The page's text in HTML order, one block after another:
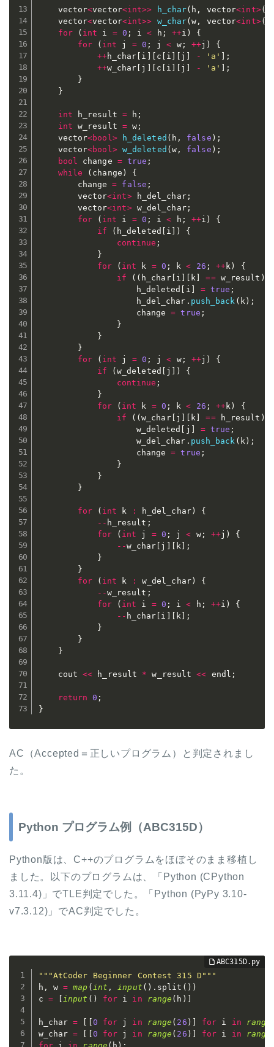
	vector
<vector<int>> h_char( h , vector<int>(
	vector
<vector<int>> w_char(w , vector<int>(
for
( int i = 0 ; i < h ; ++i )
{
for
( int j = 0 ; j < w; ++j )
{
++h_char i c i j - 'a'
;
++w_char j c i j - 'a'
;
}
}
int h_result = h ;
int w_result = w ;
	vector
<bool > h_deleted ( h , false ) ;
	vector
<bool > w_deleted ( w, false ) ;
bool
change = true ;
while
( change )
{
		change
= false ;
		vector
<int> h_del_char;
		vector
<int> w_del_char;
for
( int i = 0 ; i < h ; ++i )
{
if
( h_deleted i )
{
continue ;
}
for
( int k = 0 ; k < 26 ; ++k )
{
if
( ( h_char[ i k == w_result )
					h_deleted
i = true ;
					h_del_char
. push_back ( k ) ;
					change
= true ;
}
}
}
for
( int j = 0 ; j < w; ++j )
{
if
( w_deleted j )
{
continue ;
}
for
( int k = 0 ; k < 26 ; ++k )
{
if
( (w_char[ j k == h_result )
					w_deleted
j = true ;
					w_del_char
. push_back ( k ) ;
					change
= true ;
}
}
}
for ( int k : h_del_char)
{
-- h_result ;
for
( int j = 0 ; j < w; ++j )
{
--w_char j k
;
}
}
for
( int k : w_del_char)
{
--w_result ;
for
( int i = 0 ; i < h ; ++i )
{
-- h_char i k
;
}
}
}
	cout
<< h_result * w_result << endl ;
return 0 ;
}
AC（Accepted＝正しいプログラム）と判定されまし
た。
Python プログラム例（ABC315D）
Python版は、C++のプログラムをほぼそのまま移植し
ました。以下のプログラムは、「Python (CPython
3.11.4)」でTLE判定でした。「Python (PyPy 3.10-
v7.3.12)」でAC判定でした。
"""AtCoder Beginner Contest 315 D"""
h , w = map ( int , input ( ) . split ( ) )
c = input ( ) for i in range ( h )
h_char = 0 for j in range ( 26 ) for i in range
w_char = 0 for j in range ( 26 ) for i in range